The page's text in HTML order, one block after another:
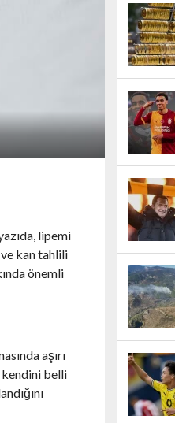
lipemi
kan tahlili
önemli
aşırı
kendini belli